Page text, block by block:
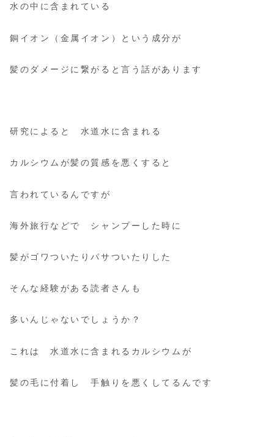
水の中に含まれている
銅イオン（金属イオン）という成分が
髪のダメージに繋がると言う話があります
研究によると 水道水に含まれる
カルシウムが髪の質感を悪くすると
言われているんですが
海外旅行などで シャンプーした時に
髪がゴワついたりパサついたりした
そんな経験がある読者さんも
多いんじゃないでしょうか？
これは 水道水に含まれるカルシウムが
髪の毛に付着し 手触りを悪くしてるんです